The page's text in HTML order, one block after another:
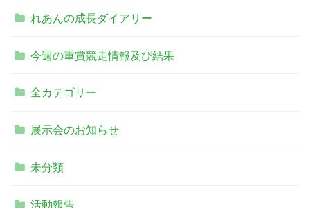
れあんの成長ダイアリー
今週の重賞競走情報及び結果
全カテゴリー
展示会のお知らせ
未分類
活動報告